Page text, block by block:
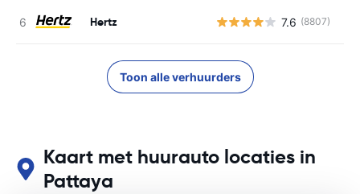
Hertz 7.6 (8807)
Toon alle verhuurders
Kaart met huurauto locaties in
Pattaya